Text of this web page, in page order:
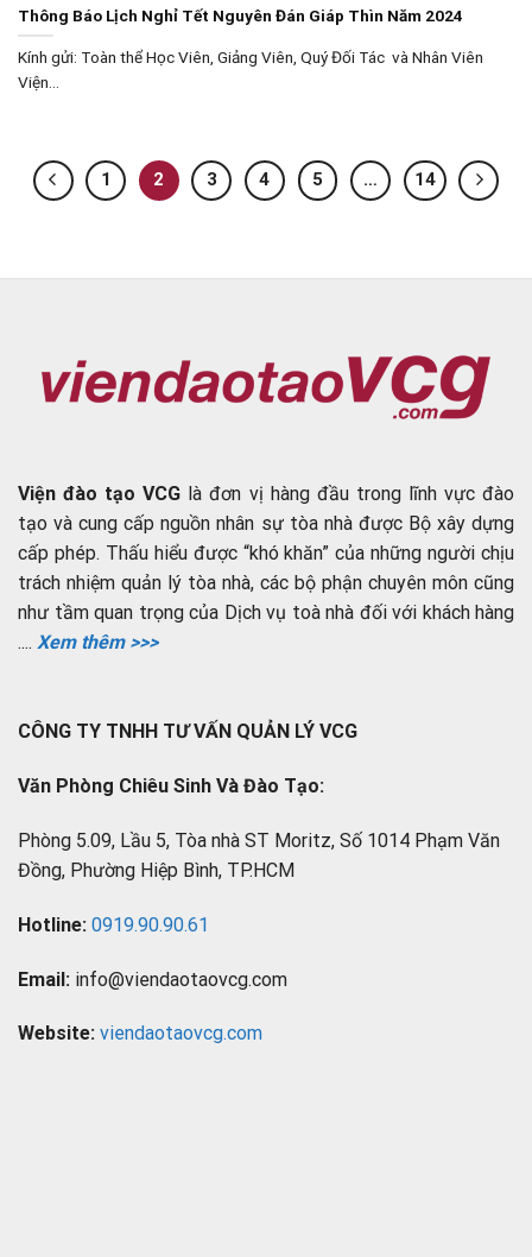
Thông Báo Lịch Nghỉ Tết Nguyên Đán Giáp Thìn Năm 2024
Kính gửi: Toàn thể Học Viên, Giảng Viên, Quý Đối Tác và Nhân Viên
Viện...
1 2 3 4 5 … 14
Viện đào tạo VCG là đơn vị hàng đầu trong lĩnh vực đào
tạo và cung cấp nguồn nhân sự tòa nhà được Bộ xây dựng
cấp phép. Thấu hiểu được “khó khăn” của những người chịu
trách nhiệm quản lý tòa nhà, các bộ phận chuyên môn cũng
như tầm quan trọng của Dịch vụ toà nhà đối với khách hàng
.... Xem thêm >>>
CÔNG TY TNHH TƯ VẤN QUẢN LÝ VCG
Văn Phòng Chiêu Sinh Và Đào Tạo:
Phòng 5.09, Lầu 5, Tòa nhà ST Moritz, Số 1014 Phạm Văn
Đồng, Phường Hiệp Bình, TP.HCM
Hotline: 0919.90.90.61
Email: info@viendaotaovcg.com
Website: viendaotaovcg.com